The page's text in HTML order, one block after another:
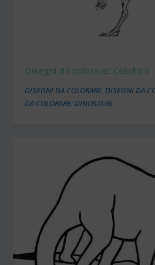
Disegni da colorare: Celofisio
DISEGNI DA COLORARE,DISEGNI DA
DA COLORARE: DINOSAURI